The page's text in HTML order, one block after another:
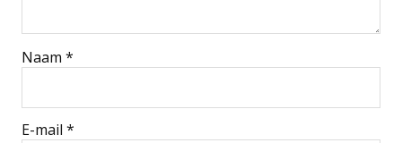
Naam *
E-mail *